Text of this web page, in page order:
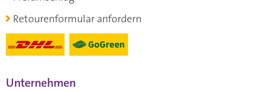
Retourenformular anfordern
Unternehmen